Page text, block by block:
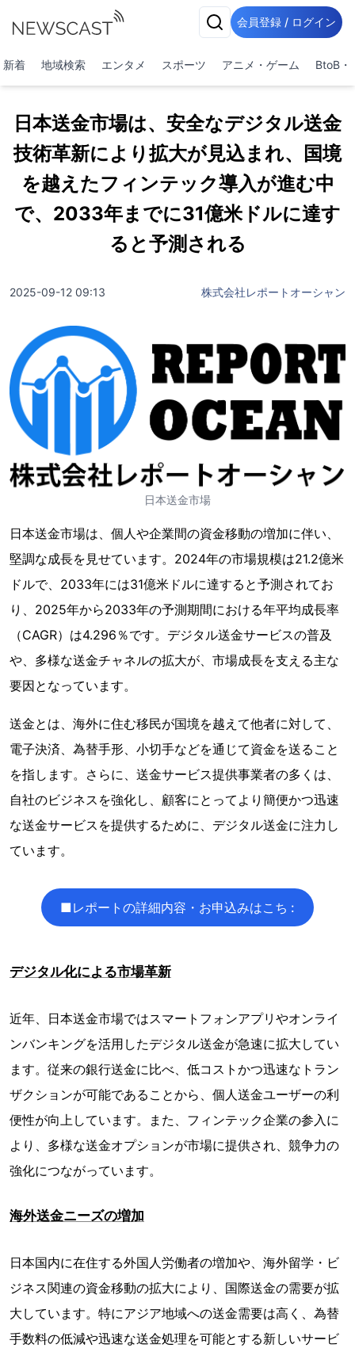
会員登録 / ログイン
新着 地域検索 エンタメ スポーツ アニメ・ゲーム BtoB・
日本送金市場は、安全なデジタル送金
技術革新により拡大が見込まれ、国境
を越えたフィンテック導入が進む中
で、2033年までに31億米ドルに達す
ると予測される
2025-09-12 09:13 株式会社レポートオーシャン
日本送金市場
日本送金市場は、個人や企業間の資金移動の増加に伴い、
堅調な成長を見せています。2024年の市場規模は21.2億米
ドルで、2033年には31億米ドルに達すると予測されてお
り、2025年から2033年の予測期間における年平均成長率
（CAGR）は4.296％です。デジタル送金サービスの普及
や、多様な送金チャネルの拡大が、市場成長を支える主な
要因となっています。
送金とは、海外に住む移民が国境を越えて他者に対して、
電子決済、為替手形、小切手などを通じて資金を送ること
を指します。さらに、送金サービス提供事業者の多くは、
自社のビジネスを強化し、顧客にとってより簡便かつ迅速
な送金サービスを提供するために、デジタル送金に注力し
ています。
■レポートの詳細内容・お申込みはこち :
デジタル化による市場革新
近年、日本送金市場ではスマートフォンアプリやオンライ
ンバンキングを活用したデジタル送金が急速に拡大してい
ます。従来の銀行送金に比べ、低コストかつ迅速なトラン
ザクションが可能であることから、個人送金ユーザーの利
便性が向上しています。また、フィンテック企業の参入に
より、多様な送金オプションが市場に提供され、競争力の
強化につながっています。
海外送金ニーズの増加
日本国内に在住する外国人労働者の増加や、海外留学・ビ
ジネス関連の資金移動の拡大により、国際送金の需要が拡
大しています。特にアジア地域への送金需要は高く、為替
手数料の低減や迅速な送金処理を可能とする新しいサービ